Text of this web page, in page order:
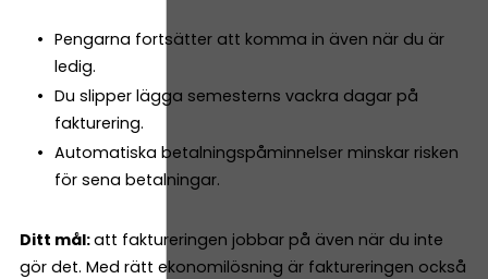
Pengarna fortsätter att komma in även när du är
ledig.
Du slipper lägga semesterns vackra dagar på
fakturering.
Automatiska betalningspåminnelser minskar risken
för sena betalningar.
Ditt mål:att faktureringen jobbar på även när du inte
gör det. Med rätt ekonomilösning är faktureringen också